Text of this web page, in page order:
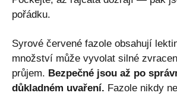
pořádku.
Syrové červené fazole obsahují
množství může vyvolat silné
průjem. Bezpečné jsou až po
důkladném uvaření. Fazole nikdy